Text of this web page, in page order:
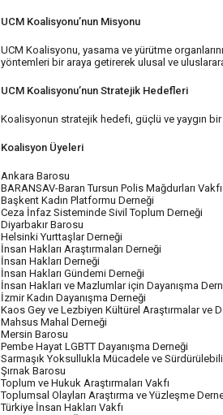
UCM Koalisyonu’nun Misyonu
UCM Koalisyonu, yasama ve yürütme
yöntemleri bir araya getirerek ulusal ve
UCM Koalisyonu’nun Stratejik Hedefleri
Koalisyonun stratejik hedefi, güçlü ve yaygın
Koalisyon Üyeleri
Ankara Barosu
BARANSAV-Baran Tursun Polis Mağdurları Vakfı
Başkent Kadın Platformu Derneği
Ceza İnfaz Sisteminde Sivil Toplum Derneği
Diyarbakır Barosu
Helsinki Yurttaşlar Derneği
İnsan Hakları Araştırmaları Derneği
İnsan Hakları Derneği
İnsan Hakları Gündemi Derneği
İnsan Hakları ve Mazlumlar için Dayanışma
İzmir Kadın Dayanışma Derneği
Kaos Gey ve Lezbiyen Kültürel Araştırmalar ve
Mahsus Mahal Derneği
Mersin Barosu
Pembe Hayat LGBTT Dayanışma Derneği
Sarmaşık Yoksullukla Mücadele ve
Şırnak Barosu
Toplum ve Hukuk Araştırmaları Vakfı
Toplumsal Olayları Araştırma ve Yüzleşme
Türkiye İnsan Hakları Vakfı